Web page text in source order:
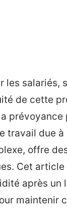
les salariés,
de cette
travail due
offre
Cet article
après un
maintenir